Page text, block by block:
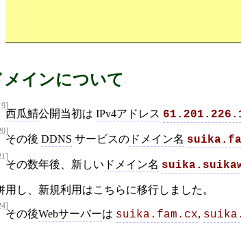
メインについて
西瓜鯖公開当初は IPv4アドレス
その後 DDNS サービスの ドメイン名
その数年後、新しい ドメイン名
用し、新規利用はこちらに移行しました。
その後Webサーバーは suika.fam.cx,